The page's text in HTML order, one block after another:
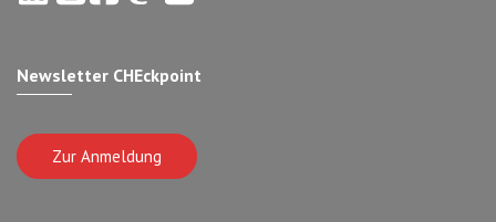
Newsletter CHEckpoint
Zur Anmeldung